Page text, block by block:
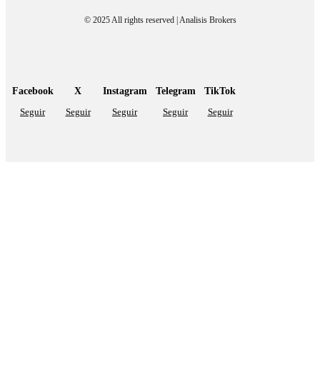
© 2025 All rights reserved | Analisis Brokers
Facebook
Seguir
X
Seguir
Instagram
Seguir
Telegram
Seguir
TikTok
Seguir